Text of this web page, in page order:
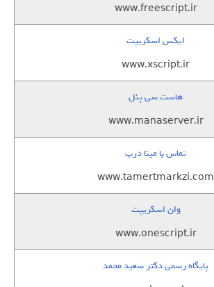
www.freescript.ir
ایکس اسکریپت
www.xscript.ir
هاست سی پنل
www.manaserver.ir
تماس با مینا درب
www.tamertmarkzi.com
وان اسکریپت
www.onescript.ir
پایگاه رسمی دکتر سعید محمد